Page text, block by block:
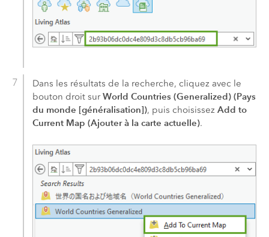
Dans les résultats de la recherche, cliquez avec le
bouton droit surWorld Countries (Generalized) (Pays
du monde [généralisation]), puis choisissezAdd to
Current Map (Ajouter à la carte actuelle).